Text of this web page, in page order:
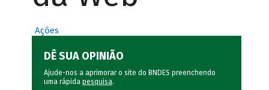
Ações
DÊ SUA OPINIÃO
Ajude-nos a aprimorar o site do BNDES preenchendo
uma rápida pesquisa.